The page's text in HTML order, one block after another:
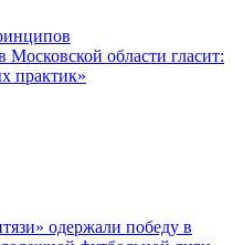
области гласит:
практик»
одержали победу в